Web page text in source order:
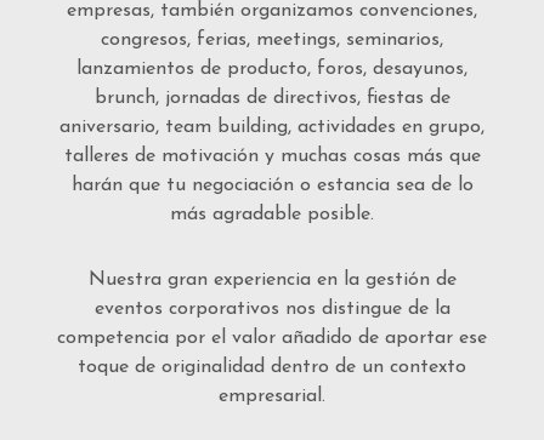
empresas, también organizamos convenciones,
congresos, ferias, meetings, seminarios,
lanzamientos de producto, foros, desayunos,
brunch, jornadas de directivos, fiestas de
aniversario, team building, actividades en grupo,
talleres de motivación y muchas cosas más que
harán que tu negociación o estancia sea de lo
más agradable posible.
Nuestra gran experiencia en la gestión de
eventos corporativos nos distingue de la
competencia por el valor añadido de aportar ese
toque de originalidad dentro de un contexto
empresarial.